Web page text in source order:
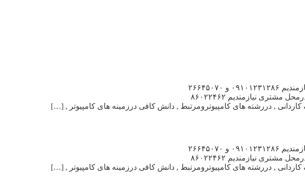
آگهی استخدام تکنسین کامپیوتر در تهران نیروی مسلط به کامپیوتر , ونرم افزارهای ارسال , پیامکهای تبلیغاتی نیازمندیم ۰۹۱۰۱۲۳۱۲۸۶ و ۲۶۶۴۵۰۷۰
_______________Www.IranEstekhdam.Ir_______________ بتعدادی تکنسین جهت , نصب نرم افزاروADSL , درمحل مشتری نیازمندیم ۸۶۰۲۲۴۶۲
آگهی استخدام تکنسین کامپیوتر در تهران نیروی مسلط به کامپیوتر , ونرم افزارهای ارسال , پیامکهای تبلیغاتی نیازمندیم ۰۹۱۰۱۲۳۱۲۸۶ و ۲۶۶۴۵۰۷۰
_______________Www.IranEstekhdam.Ir_______________ بتعدادی تکنسین جهت , نصب نرم افزاروADSL , درمحل مشتری نیازمندیم ۸۶۰۲۲۴۶۲